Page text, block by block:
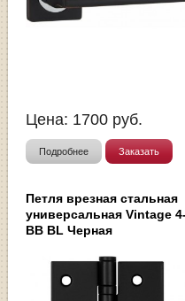
Цена: 1700 руб.
Подробнее Заказать
Петля врезная стальная
универсальная Vintage
BB BL Черная